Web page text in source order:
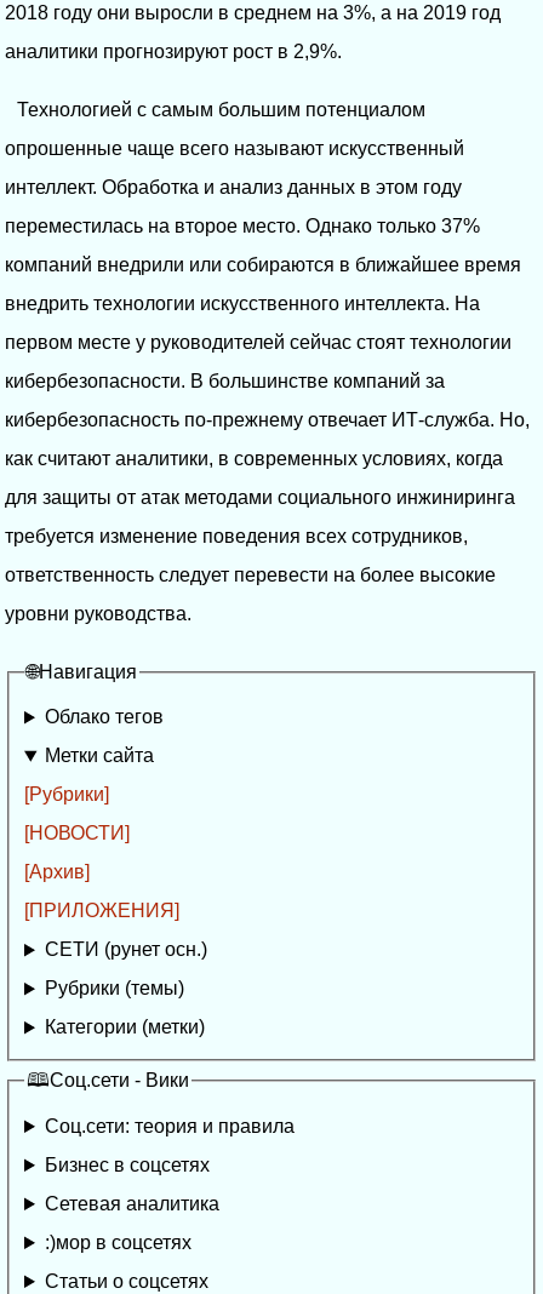
2018 году они выросли в среднем на 3%, а на 2019 год
аналитики прогнозируют рост в 2,9%.
Технологией с самым большим потенциалом
опрошенные чаще всего называют искусственный
интеллект. Обработка и анализ данных в этом году
переместилась на второе место. Однако только 37%
компаний внедрили или собираются в ближайшее время
внедрить технологии искусственного интеллекта. На
первом месте у руководителей сейчас стоят технологии
кибербезопасности. В большинстве компаний за
кибербезопасность по-прежнему отвечает ИТ-служба. Но,
как считают аналитики, в современных условиях, когда
для защиты от атак методами социального инжиниринга
требуется изменение поведения всех сотрудников,
ответственность следует перевести на более высокие
уровни руководства.
🌐Навигация
Облако тегов
Метки сайта
[Рубрики]
[НОВОСТИ]
[Архив]
[ПРИЛОЖЕНИЯ]
СЕТИ (рунет осн.)
Рубрики (темы)
Категории (метки)
🕮Соц.сети - Вики
Соц.сети: теория и правила
Бизнес в соцсетях
Сетевая аналитика
:)мор в соцсетях
Статьи о соцсетях